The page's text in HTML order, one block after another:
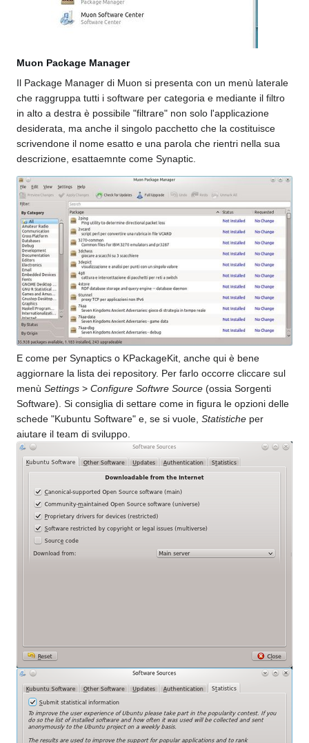
Muon Package Manager
Il Package Manager di Muon si presenta con un menù laterale
che raggruppa tutti i software per categoria e mediante il filtro
in alto a destra è possibile "filtrare" non solo l'applicazione
desiderata, ma anche il singolo pacchetto che la costituisce
scrivendone il nome esatto e una parola che rientri nella sua
descrizione, esattaemnte come Synaptic.
E come per Synaptics o KPackageKit, anche qui è bene
aggiornare la lista dei repository. Per farlo occorre cliccare sul
menù Settings > Configure Softwre Source (ossia Sorgenti
Software). Si consiglia di settare come in figura le opzioni delle
schede "Kubuntu Software" e, se si vuole, Statistiche per
aiutare il team di sviluppo.